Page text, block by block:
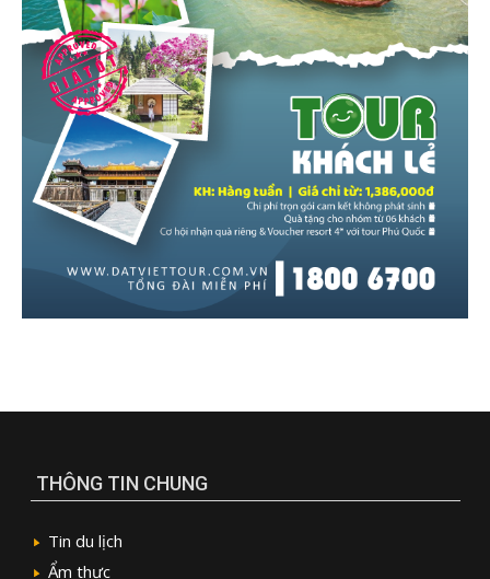
THÔNG TIN CHUNG
Tin du lịch
Ẩm thực